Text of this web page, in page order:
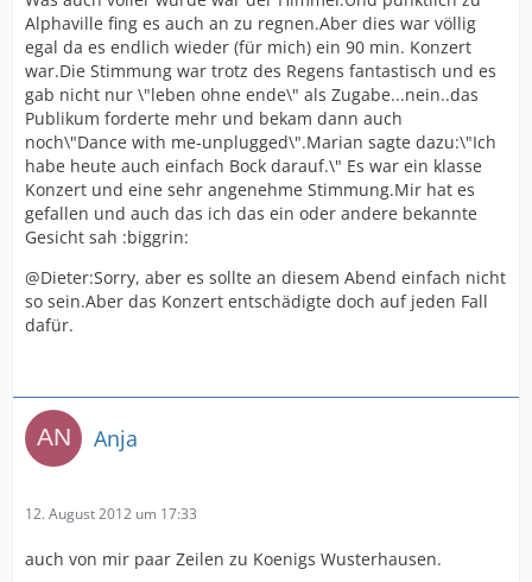
Alphaville fing es auch an zu regnen.Aber dies war völlig
egal da es endlich wieder (für mich) ein 90 min. Konzert
war.Die Stimmung war trotz des Regens fantastisch und es
gab nicht nur \"leben ohne ende\" als Zugabe...nein..das
Publikum forderte mehr und bekam dann auch
noch\"Dance with me-unplugged\".Marian sagte dazu:\"Ich
habe heute auch einfach Bock darauf.\" Es war ein klasse
Konzert und eine sehr angenehme Stimmung.Mir hat es
gefallen und auch das ich das ein oder andere bekannte
Gesicht sah :biggrin:
@Dieter:Sorry, aber es sollte an diesem Abend einfach nicht
so sein.Aber das Konzert entschädigte doch auf jeden Fall
dafür.
Anja
12. August 2012 um 17:33
auch von mir paar Zeilen zu Koenigs Wusterhausen.